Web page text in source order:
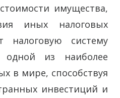
имущества,
иных налоговых
налоговую систему
из наиболее
в мире, способствуя
инвестиций и